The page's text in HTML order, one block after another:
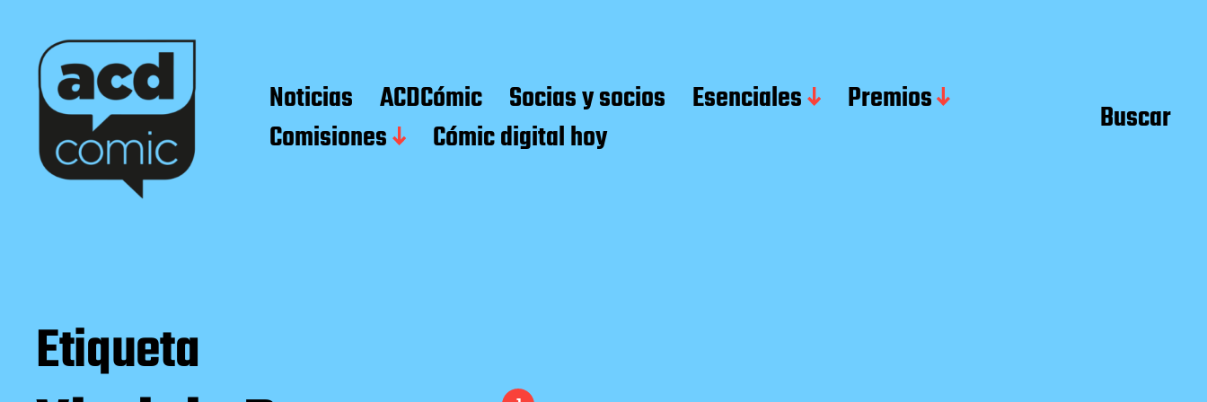
Noticias ACDCómic Socias y socios Esenciales
Premios
Comisiones
Cómic digital hoy Buscar
Etiqueta